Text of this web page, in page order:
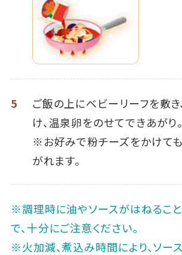
5 ご飯の上にベビーリーフを敷き、
け、温泉卵をのせてできあがり｡
※お好みで粉チーズをかけて
がれます。
※調理時に油やソースがはねるこ
で、十分にご注意ください。
※火加減、煮込み時間により、ソー